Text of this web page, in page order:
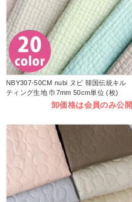
NBY307-50CM nubi ヌビ 韓国伝統キル
ティング生地 巾7mm 50cm単位 (枚)
卸価格は会員のみ公開